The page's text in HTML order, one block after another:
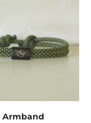
Armband